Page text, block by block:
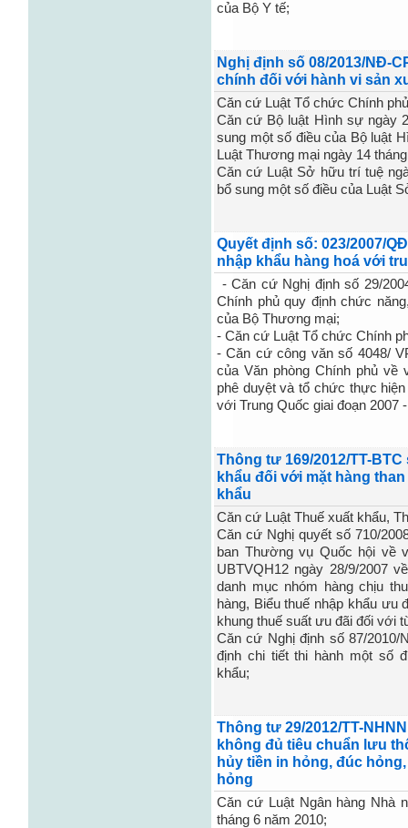
của Bộ Y tế;
Nghị định số 08/2013/NĐ-
chính đối với hành vi sản
Căn cứ Luật Tổ chức Chính
Căn cứ Bộ luật Hình sự ngày
sung một số điều của Bộ luật
Luật Thương mại ngày 14
Căn cứ Luật Sở hữu trí tuệ
bổ sung một số điều của Luật
Quyết định số: 023/2007/
nhập khẩu hàng hoá với
- Căn cứ Nghị định số 29/
Chính phủ quy định chức
của Bộ Thương mại;
- Căn cứ Luật Tổ chức Chính
- Căn cứ công văn số 4048/
của Văn phòng Chính phủ
phê duyệt và tổ chức thực
với Trung Quốc giai đoạn 2007
Thông tư 169/2012/TT-
khẩu đối với mặt hàng
khẩu
Căn cứ Luật Thuế xuất khẩu,
Căn cứ Nghị quyết số 710/
ban Thường vụ Quốc hội về
UBTVQH12 ngày 28/9/2007
danh mục nhóm hàng chịu
hàng, Biểu thuế nhập khẩu ưu
khung thuế suất ưu đãi đối với
Căn cứ Nghị định số 87/2010/
định chi tiết thi hành một số
khẩu;
Thông tư 29/2012/TT-
không đủ tiêu chuẩn lưu
hủy tiền in hỏng, đúc
hỏng
Căn cứ Luật Ngân hàng Nhà
tháng 6 năm 2010;